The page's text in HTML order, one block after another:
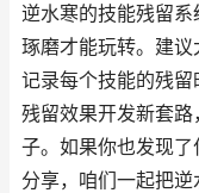
逆水寒的技能残留
琢磨才能玩转。建
记录每个技能的残
残留效果开发新套
子。如果你也发现
分享，咱们一起把